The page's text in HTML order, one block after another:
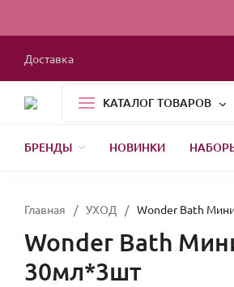
Доставка
КАТАЛОГ ТОВАРОВ
БРЕНДЫ НОВИНКИ
Главная / УХОД / Wonder Bath
Wonder Bath
30мл*3шт